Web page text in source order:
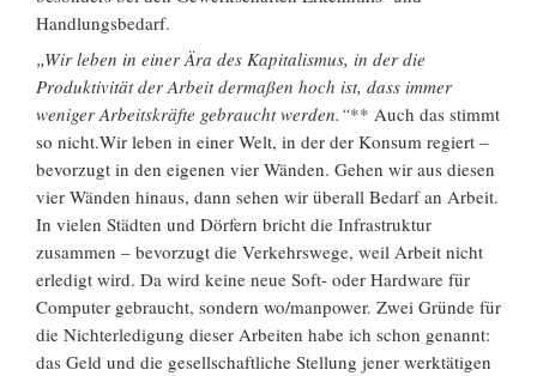
Handlungsbedarf.
„Wir leben in einer Ära des Kapitalismus, in der die
Produktivität der Arbeit dermaßen hoch ist, dass immer
weniger Arbeitskräfte gebraucht werden.“** Auch das stimmt
so nicht.Wir leben in einer Welt, in der der Konsum regiert –
bevorzugt in den eigenen vier Wänden. Gehen wir aus diesen
vier Wänden hinaus, dann sehen wir überall Bedarf an Arbeit.
In vielen Städten und Dörfern bricht die Infrastruktur
zusammen – bevorzugt die Verkehrswege, weil Arbeit nicht
erledigt wird. Da wird keine neue Soft- oder Hardware für
Computer gebraucht, sondern wo/manpower. Zwei Gründe für
die Nichterledigung dieser Arbeiten habe ich schon genannt:
das Geld und die gesellschaftliche Stellung jener werktätigen